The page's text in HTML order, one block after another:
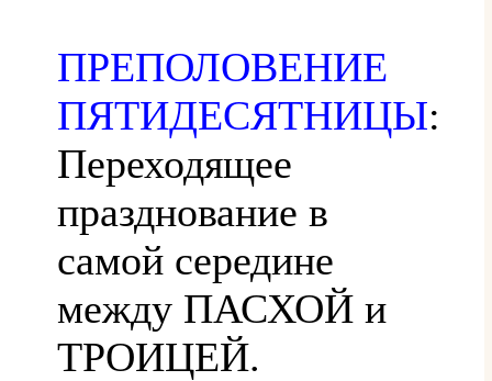
ПРЕПОЛОВЕНИЕ
ПЯТИДЕСЯТНИЦЫ:
Переходящее
празднование в
самой середине
между ПАСХОЙ и
ТРОИЦЕЙ.